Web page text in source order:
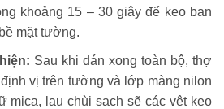
khoảng 15 – 30 giây để keo ban
mặt tường.
Sau khi dán xong toàn bộ, thợ
vị trên tường và lớp màng nilon
mica, lau chùi sạch sẽ các vệt keo